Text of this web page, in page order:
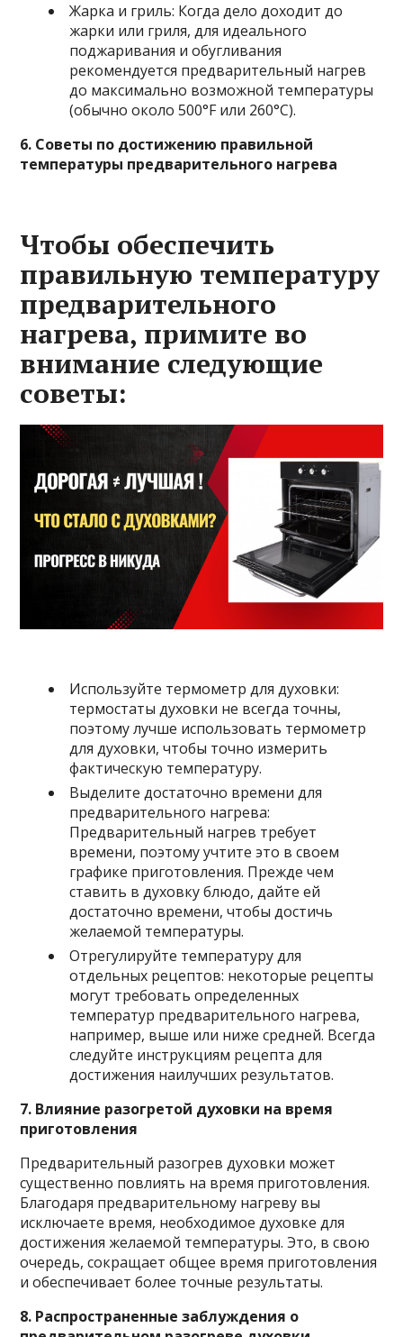
Жарка и гриль: Когда дело доходит до
жарки или гриля, для идеального
поджаривания и обугливания
рекомендуется предварительный нагрев
до максимально возможной температуры
(обычно около 500°F или 260°C).
6. Советы по достижению правильной
температуры предварительного нагрева
Чтобы обеспечить
правильную температуру
предварительного
нагрева, примите во
внимание следующие
советы:
Используйте термометр для духовки:
термостаты духовки не всегда точны,
поэтому лучше использовать термометр
для духовки, чтобы точно измерить
фактическую температуру.
Выделите достаточно времени для
предварительного нагрева:
Предварительный нагрев требует
времени, поэтому учтите это в своем
графике приготовления. Прежде чем
ставить в духовку блюдо, дайте ей
достаточно времени, чтобы достичь
желаемой температуры.
Отрегулируйте температуру для
отдельных рецептов: некоторые рецепты
могут требовать определенных
температур предварительного нагрева,
например, выше или ниже средней. Всегда
следуйте инструкциям рецепта для
достижения наилучших результатов.
7. Влияние разогретой духовки на время
приготовления
Предварительный разогрев духовки может
существенно повлиять на время приготовления.
Благодаря предварительному нагреву вы
исключаете время, необходимое духовке для
достижения желаемой температуры. Это, в свою
очередь, сокращает общее время приготовления
и обеспечивает более точные результаты.
8. Распространенные заблуждения о